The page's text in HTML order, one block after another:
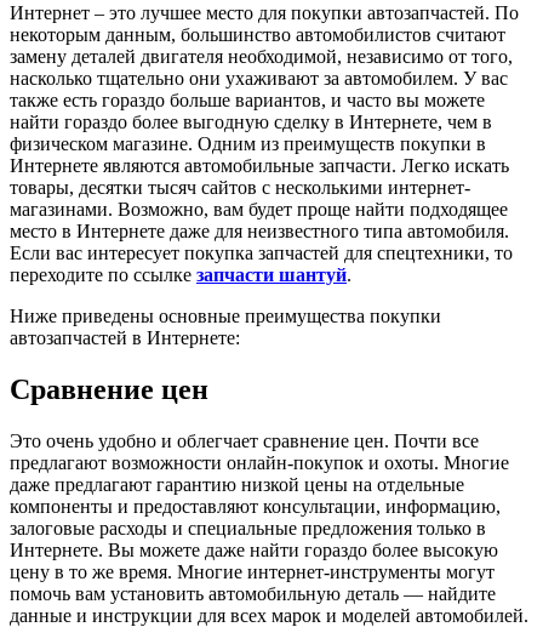
Интернет – это лучшее место для покупки автозапчастей. По
некоторым данным, большинство автомобилистов считают
замену деталей двигателя необходимой, независимо от того,
насколько тщательно они ухаживают за автомобилем. У вас
также есть гораздо больше вариантов, и часто вы можете
найти гораздо более выгодную сделку в Интернете, чем в
физическом магазине. Одним из преимуществ покупки в
Интернете являются автомобильные запчасти. Легко искать
товары, десятки тысяч сайтов с несколькими интернет-
магазинами. Возможно, вам будет проще найти подходящее
место в Интернете даже для неизвестного типа автомобиля.
Если вас интересует покупка запчастей для спецтехники, то
переходите по ссылке запчасти шантуй.
Ниже приведены основные преимущества покупки
автозапчастей в Интернете:
Сравнение цен
Это очень удобно и облегчает сравнение цен. Почти все
предлагают возможности онлайн-покупок и охоты. Многие
даже предлагают гарантию низкой цены на отдельные
компоненты и предоставляют консультации, информацию,
залоговые расходы и специальные предложения только в
Интернете. Вы можете даже найти гораздо более высокую
цену в то же время. Многие интернет-инструменты могут
помочь вам установить автомобильную деталь — найдите
данные и инструкции для всех марок и моделей автомобилей.